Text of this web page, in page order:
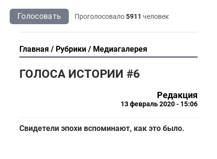
Голосовать Проголосовало5911 человек
Главная Рубрики Медиагалерея
ГОЛОСА ИСТОРИИ #6
Редакция
13 февраль 2020 - 15:06
Свидетели эпохи вспоминают, как это было.